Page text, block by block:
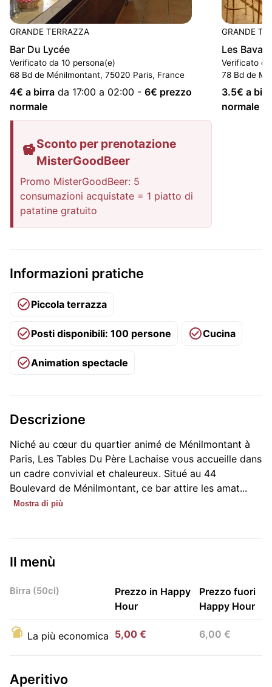
GRANDE TERRAZZA
Bar Du Lycée
Verificato da 10 persona(e)
68 Bd de Ménilmontant, 75020 Paris, France
4€ a birra da 17:00 a 02:00 - 6€ prezzo
normale
Sconto per prenotazione
MisterGoodBeer
Promo MisterGoodBeer: 5
consumazioni acquistate = 1 piatto di
patatine gratuito
GRANDE
Les
Verificato
78 Bd de
3.5€ a
normale
Informazioni pratiche
Piccola terrazza
Posti disponibili: 100 persone Cucina
Animation spectacle
Descrizione
Niché au cœur du quartier animé de Ménilmontant à
Paris, Les Tables Du Père Lachaise vous accueille dans
un cadre convivial et chaleureux. Situé au 44
Boulevard de Ménilmontant, ce bar attire les amat...
Mostra di più
Il menù
Birra (50cl)
Prezzo in Happy
Hour
Prezzo fuori
Happy Hour
La più economica 5,00 € 6,00 €
Aperitivo